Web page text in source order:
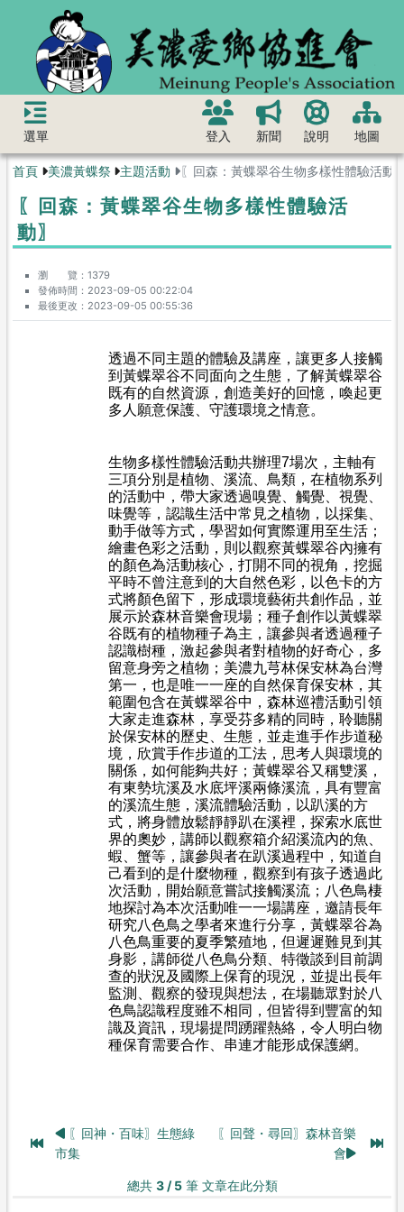
選單 登入 新聞 說明 地圖
首頁 美濃黃蝶祭 主題活動 〖回森：黃蝶翠谷生物多樣性體驗活動
〖回森：黃蝶翠谷生物多樣性體驗活
動〗
瀏 覽
1379
發佈時間
2023-09-05 00:22:04
最後更改
2023-09-05 00:55:36
透過不同主題的體驗及講座，讓更多人接觸
到黃蝶翠谷不同面向之生態，了解黃蝶翠谷
既有的自然資源， 創造美好的回憶， 喚起更
多人願意保護 、守護環境之情意。
生物多樣性體驗活動共辦理7場次，主軸有
三項分別是植物 、溪流、鳥類，在植物系列
的活動中，帶大家透過嗅覺、觸覺、視覺、
味覺等，認識生活中常見之植物，以採集、
動手做等方式，學習如何實際運用至生活；
繪畫色彩之活動，則以觀察黃蝶翠谷內擁有
的顏色為活動核心，打開不同的視角，挖掘
平時不曾注意到的大自然色彩，以色卡的方
式將顏色留下，形成環境藝術共創作品，並
展示於森林音樂會現場；種子創作以黃蝶翠
谷既有的植物種子為主，讓參與者透過種子
認識樹種，激起參與者對植物的好奇心，多
留意身旁之植物；美濃九芎林保安林為台灣
第一，也是唯一一座的自然保育保安林，其
範圍包含在黃蝶翠谷中，森林巡禮活動引領
大家走進森林，享受芬多精的同時，聆聽關
於保安林的歷史、生態，並走進手作步道秘
境，欣賞手作步道的工法，思考人與環境的
關係，如何能夠共好；黃蝶翠谷又稱雙溪，
有東勢坑溪及水底坪溪兩條溪流，具有豐富
的溪流生態，溪流體驗活動，以趴溪的方
式，將身體放鬆靜靜趴在溪裡，探索水底世
界的奧妙，講師以觀察箱介紹溪流內的魚、
蝦、蟹等，讓參與者在趴溪過程中，知道自
己看到的是什麼物種，觀察到有孩子透過此
次活動，開始願意嘗試接觸溪流；八色鳥棲
地探討為本次活動唯一一場講座，邀請長年
研究八色鳥之學者來進行分享，黃蝶翠谷為
八色鳥重要的夏季繁殖地，但遲遲難見到其
身影，講師從八色鳥分類、特徵談到目前調
查的狀況及國際上保育的現況，並提出長年
監測、觀察的發現與想法，在場聽眾對於八
色鳥認識程度雖不相同，但皆得到豐富的知
識及資訊，現場提問踴躍熱絡，令人明白物
種保育需要合作、串連才能形成保護網。
〖回神・百味〗生態綠
市集
〖回聲・尋回〗森林音樂
會
總共 3 / 5筆 文章在此分類